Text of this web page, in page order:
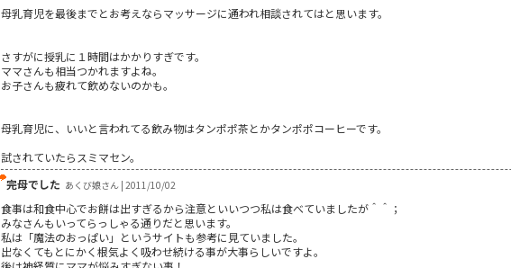
母乳育児を最後までとお考えならマッサージに通われ相談されてはと思います。
さすがに授乳に１時間はかかりすぎです。
ママさんも相当つかれますよね。
お子さんも疲れて飲めないのかも。
母乳育児に、いいと言われてる飲み物はタンポポ茶とかタンポポコーヒーです。
試されていたらスミマセン。
完母でした あくび娘さん | 2011/10/02
食事は和食中心でお餅は出すぎるから注意といいつつ私は食べていましたが＾＾；
みなさんもいってらっしゃる通りだと思います。
私は「魔法のおっぱい」というサイトも参考に見ていました。
出なくてもとにかく根気よく吸わせ続ける事が大事らしいですよ。